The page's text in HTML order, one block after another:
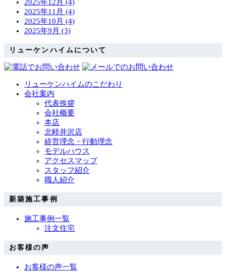
2025年12月 (4)
2025年11月 (4)
2025年10月 (4)
2025年9月 (3)
リューケンハイムについて
リューケンハイムのこだわり
会社案内
代表挨拶
会社概要
本店
北軽井沢店
経営理念・行動理念
モデルハウス
アクセスマップ
スタッフ紹介
職人紹介
新築施工事例
施工事例一覧
注文住宅
お客様の声
お客様の声一覧